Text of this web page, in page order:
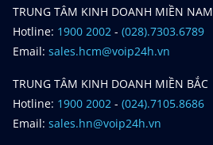
TRUNG TÂM KINH DOANH MIỀN NAM
Hotline: 1900 2002 - (028).7303.6789
Email: sales.hcm@voip24h.vn
TRUNG TÂM KINH DOANH MIỀN BẮC
Hotline: 1900 2002 - (024).7105.8686
Email: sales.hn@voip24h.vn